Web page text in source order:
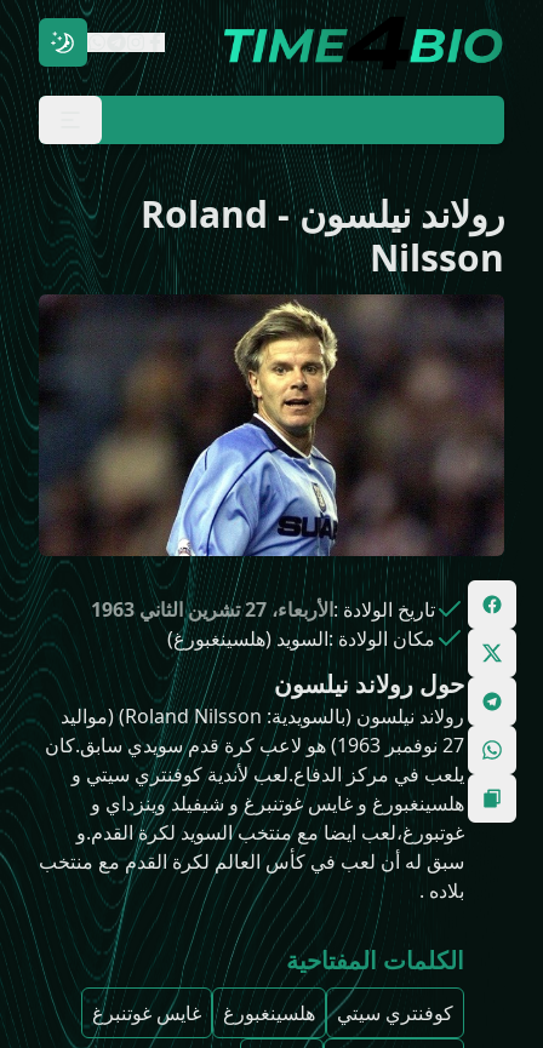
رولاند نيلسون-
Roland
Nilsson
تاريخ الولادة :الأربعاء، 27 تشرين الثاني 1963
مكان الولادة:السويد (هلسينغبورغ)
حول رولاند نيلسون
رولاند نيلسون (بالسويدية: Roland Nilsson)‏ (مواليد
27 نوفمبر 1963) هو لاعب كرة قدم سويدي سابق.كان
يلعب في مركز الدفاع.لعب لأندية كوفنتري سيتي و
هلسينغبورغ و غايس غوتنبرغ و شيفيلد وينزداي و
غوتبورغ،لعب ايضا مع منتخب السويد لكرة القدم.و
سبق له أن لعب في كأس العالم لكرة القدم مع منتخب
بلاده .
الكلمات المفتاحية
كوفنتري سيتي هلسينغبورغ
غايس غوتنبرغ